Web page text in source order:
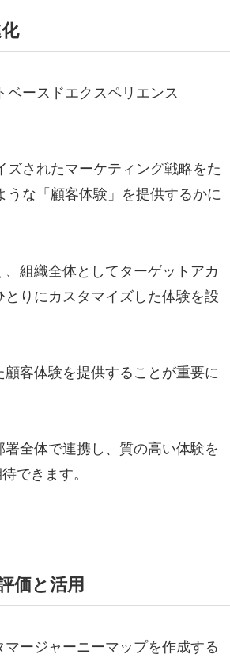
ースドエクスペリエンス
されたマーケティング戦略をた
な「顧客体験」を提供するかに
組織全体としてターゲットアカ
りにカスタマイズした体験を設
客体験を提供することが重要に
全体で連携し、質の高い体験を
できます。
価と活用
ージャーニーマップを作成する